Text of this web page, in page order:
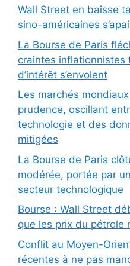
Wall Street en baisse
sino-américaines
La Bourse de Paris
craintes inflationnistes
d’intérêt s’envolent
Les marchés
prudence, oscillant
technologie et des
mitigées
La Bourse de Paris
modérée, portée par
secteur technologique
Bourse : Wall Street
que les prix du pétrole
Conflit au Moyen-
récentes à ne pas